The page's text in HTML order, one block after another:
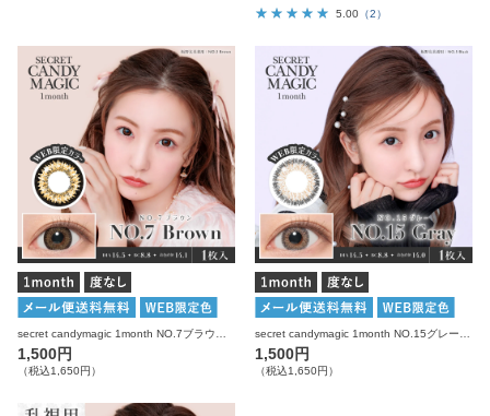
5.00 （2）
1,500円
（税込1,650円）
1,500円
（税込1,650円）